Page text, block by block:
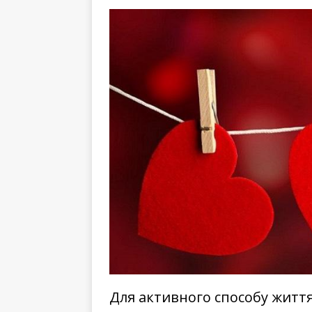
Для активного способу